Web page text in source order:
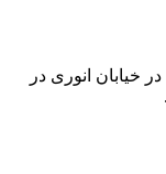
خیابان انوری در